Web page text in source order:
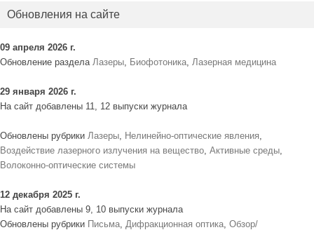
Обновления на сайте
09 апреля 2026 г.
Обновление раздела Лазеры, Биофотоника, Лазерная медицина
29 января 2026 г.
На сайт добавлены 11, 12 выпуски журнала
Обновлены рубрики Лазеры, Нелинейно-оптические явления,
Воздействие лазерного излучения на вещество, Активные среды,
Волоконно-оптические системы
12 декабря 2025 г.
На сайт добавлены 9, 10 выпуски журнала
Обновлены рубрики Письма, Дифракционная оптика, Обзор/